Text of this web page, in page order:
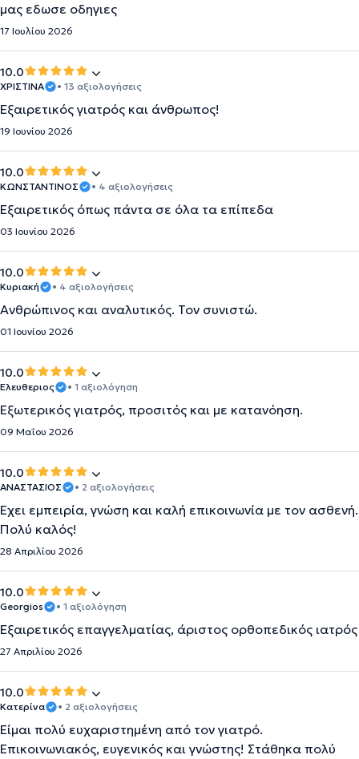
μας εδωσε οδηγιες
17 Ιουλίου 2026
10.0
ΧΡΙΣΤΙΝΑ • 13 αξιολογήσεις
Εξαιρετικός γιατρός και άνθρωπος!
19 Ιουνίου 2026
10.0
ΚΩΝΣΤΑΝΤΙΝΟΣ • 4 αξιολογήσεις
Εξαιρετικός όπως πάντα σε όλα τα επίπεδα
03 Ιουνίου 2026
10.0
Κυριακή • 4 αξιολογήσεις
Ανθρώπινος και αναλυτικός. Τον συνιστώ.
01 Ιουνίου 2026
10.0
Ελευθεριος • 1 αξιολόγηση
Εξωτερικός γιατρός, προσιτός και με κατανόηση.
09 Μαΐου 2026
10.0
ΑΝΑΣΤΑΣΙΟΣ • 2 αξιολογήσεις
Έχει εμπειρία, γνώση και καλή επικοινωνία με τον ασθενή.
Πολύ καλός!
28 Απριλίου 2026
10.0
Georgios • 1 αξιολόγηση
Εξαιρετικός επαγγελματίας, άριστος ορθοπεδικός ιατρός
27 Απριλίου 2026
10.0
Κατερίνα • 2 αξιολογήσεις
Είμαι πολύ ευχαριστημένη από τον γιατρό.
Επικοινωνιακός, ευγενικός και γνώστης! Στάθηκα πολύ